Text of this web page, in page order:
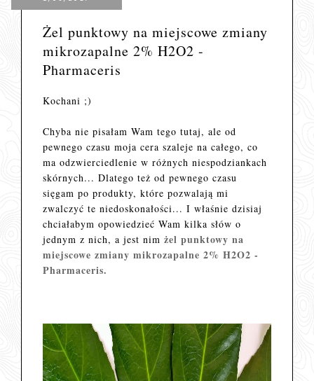
Żel punktowy na miejscowe zmiany
mikrozapalne 2% H2O2 -
Pharmaceris
Kochani ;)
Chyba nie pisałam Wam tego tutaj, ale od
pewnego czasu moja cera szaleje na całego, co
ma odzwierciedlenie w różnych niespodziankach
skórnych... Dlatego też od pewnego czasu
sięgam po produkty, które pozwalają mi
zwalczyć te niedoskonałości... I właśnie dzisiaj
chciałabym opowiedzieć Wam kilka słów o
jednym z nich, a jest nimżel punktowy na
miejscowe zmiany mikrozapalne 2% H2O2 -
Pharmaceris.